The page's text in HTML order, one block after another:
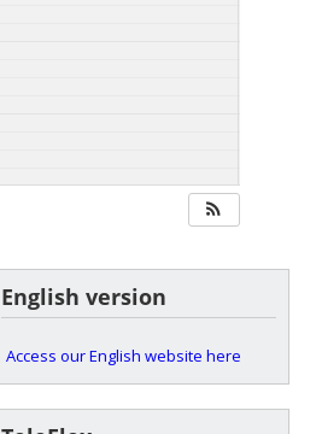
English version
Access our English website here